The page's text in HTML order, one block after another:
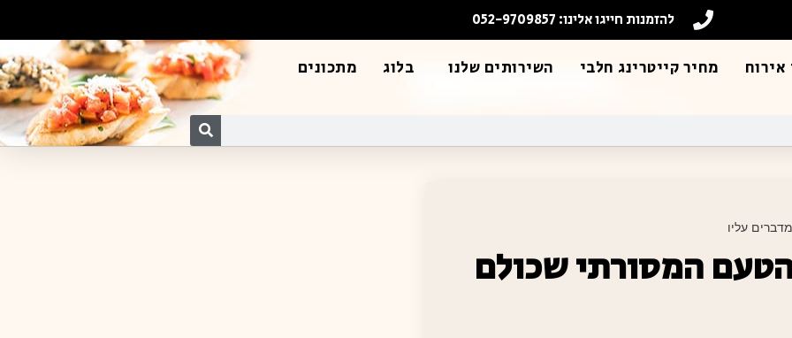
להזמנות חייגו אלינו: 052-9709857
מחיר קייטרינג חלבי השירותים שלנו בלוג מתכונים
עליו
המסורתי שכולם